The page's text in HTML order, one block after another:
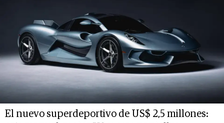
El nuevo superdeportivo de US$ 2,5 millones: